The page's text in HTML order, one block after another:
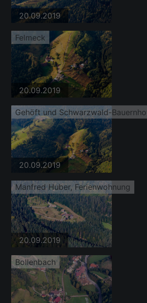
20.09.2019
Felmeck
20.09.2019
Gehöft und Schwarzwald-
20.09.2019
Manfred Huber, Ferienwohnung
20.09.2019
Bollenbach